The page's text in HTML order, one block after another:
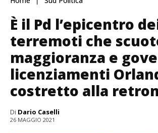
È il Pd l’epicentro
terremoti che
maggioranza e
licenziamenti
costretto alla
Di Dario Caselli
26 MAGGIO 2021